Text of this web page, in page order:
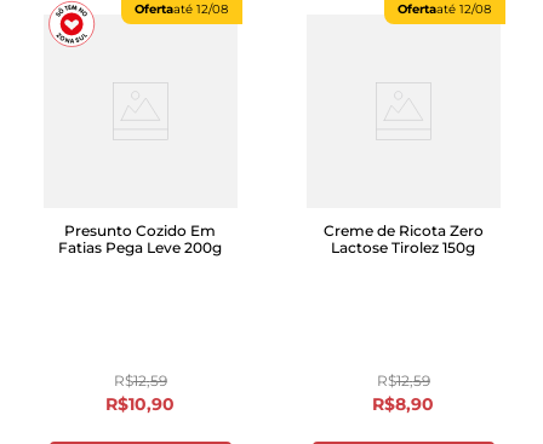
Ofertaaté 12/08
Presunto Cozido Em
Fatias Pega Leve 200g
R$12,59
R$10,90
Ofertaaté 12/08
Creme de Ricota Zero
Lactose Tirolez 150g
R$12,59
R$8,90